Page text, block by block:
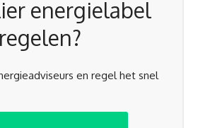
energielabel
regelen?
en regel het snel